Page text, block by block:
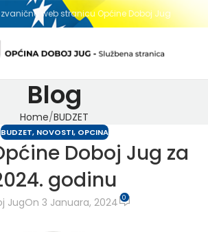
web stranicu Općine Doboj Jug
Blog
Home BUDZET
BUDZET, NOVOSTI, OPCINA
Doboj Jug za
godinu
JugOn 3 Januara, 2024 0